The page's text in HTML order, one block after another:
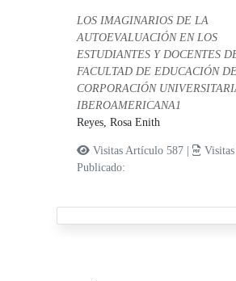
LOS IMAGINARIOS DE LA
AUTOEVALUACIÓN EN LOS
ESTUDIANTES Y DOCENTES
FACULTAD DE EDUCACIÓN
CORPORACIÓN
IBEROAMERICANA1
Reyes, Rosa Enith
Visitas Artículo 587 |
Publicado: